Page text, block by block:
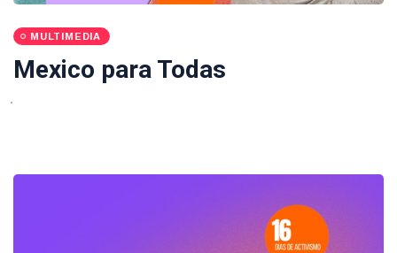
MULTIMEDIA
Mexico para Todas